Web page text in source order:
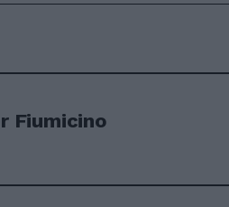
Fiumicino